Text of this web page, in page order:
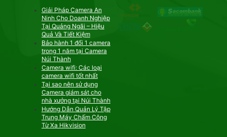
Giải Pháp Camera An
Ninh Cho Doanh Nghiệp
Tại Quảng Ngãi – Hiệu
Quả Và Tiết Kiệm
Bảo hành 1 đổi 1 camera
trong 1 năm tại Camera
Núi Thành
Camera wifi: Các loại
camera wifi tốt nhất
Tại sao nên sử dụng
Camera giám sát cho
nhà xưởng tại Núi Thành
Hướng Dẫn Quản Lý Tập
Trung Máy Chấm Công
Từ Xa Hikvision